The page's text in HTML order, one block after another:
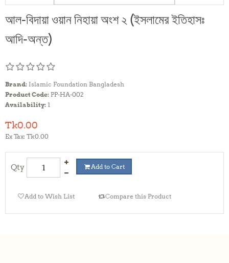
আল-বিদায়া ওয়ান নিহায়া অংশ ২ (ইসলামের ইতিহাসঃ
আদি-অন্ত)
Brand: Islamic Foundation Bangladesh
Product Code: PP-HA-002
Availability: 1
Tk0.00
Ex Tax: Tk0.00
Qty Add to Cart
Add to Wish List Compare this Product